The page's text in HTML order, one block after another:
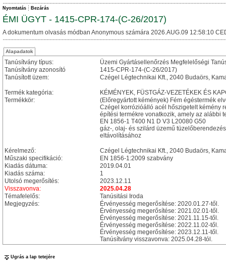
Nyomtatás Bezárás
ÉMI ÜGYT - 1415-CPR-174-(C-26/2017)
A dokumentum olvasás módban Anonymous számára 2026.AUG.09 12:58:10
Alapadatok
Tanúsítvány típus:
Üzemi Gyártásellenőrzés Megfelelőségi
Tanúsítvány azonosító
1415-CPR-174-(C-26/2017)
Tanúsított üzem:
Czégel Légtechnikai Kft., 2040 Budaörs,
Termék kategória:
KÉMÉNYEK, FÜSTGÁZ-VEZETÉKEK ÉS
Termékkör:
(Előregyártott kémények) Fém égéstermék
Czégel korrózióálló acél hőszigetelt kémény
építési termékre vonatkozik, amely az alábbi
EN 1856-1 T400 N1 D V3 L20080 G50
gáz-, olaj- és szilárd üzemű
eltávolításához
Kérelmező:
Czégel Légtechnikai Kft., 2040 Budaörs,
Műszaki specifikáció:
EN 1856-1:2009 szabvány
Kiadás dátuma:
2019.04.01
Kiadás száma:
1
Utolsó megerősítés:
2023.12.11
Visszavonva:
2025.04.28
Témafelelős:
Tanúsitási Iroda
Megjegyzés:
Érvényesség megerősítése: 2020.01.27-től.
Érvényesség megerősítése: 2021.02.01-től.
Érvényesség megerősítése: 2021.11.15-től.
Érvényesség megerősítése: 2022.11.02-től.
Érvényesség megerősítése: 2023.12.11-től.
Tanúsítvány visszavonva: 2025.04.28-tól.
Ugrás a lap tetejére